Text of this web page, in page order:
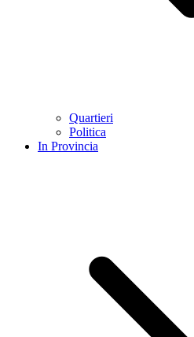
Quartieri
Politica
In Provincia